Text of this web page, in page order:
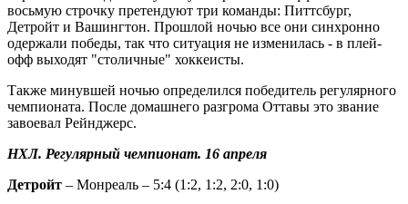
восьмую строчку претендуют три команды: Питтсбург,
Детройт и Вашингтон. Прошлой ночью все они синхронно
одержали победы, так что ситуация не изменилась - в плей-
офф выходят "столичные" хоккеисты.
Также минувшей ночью определился победитель регулярного
чемпионата. После домашнего разгрома Оттавы это звание
завоевал Рейнджерс.
НХЛ. Регулярный чемпионат. 16 апреля
Детройт – Монреаль – 5:4 (1:2, 1:2, 2:0, 1:0)